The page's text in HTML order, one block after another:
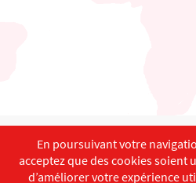
English Français
Copyright ©ISEC-AdW
En poursuivant votre
acceptez que des cookies soient
d’améliorer votre expérience